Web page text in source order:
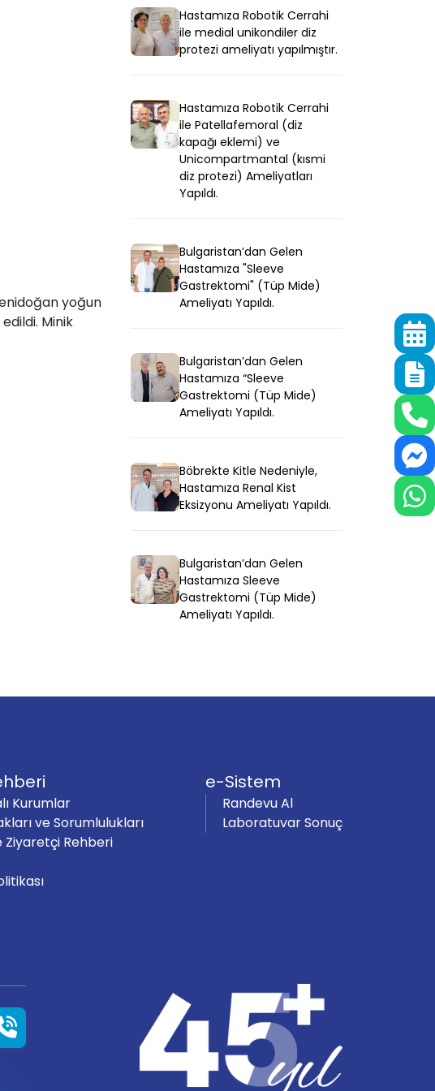
yoğun
Minik
Hastamıza Robotik Cerrahi
ile medial unikondiler diz
protezi ameliyatı yapılmıştır.
Hastamıza Robotik Cerrahi
ile Patellafemoral (diz
kapağı eklemi) ve
Unicompartmantal (kısmi
diz protezi) Ameliyatları
Yapıldı.
Bulgaristan’dan Gelen
Hastamıza "Sleeve
Gastrektomi" (Tüp Mide)
Ameliyatı Yapıldı.
Bulgaristan’dan Gelen
Hastamıza “Sleeve
Gastrektomi (Tüp Mide)
Ameliyatı Yapıldı.
Böbrekte Kitle Nedeniyle,
Hastamıza Renal Kist
Eksizyonu Ameliyatı Yapıldı.
Bulgaristan’dan Gelen
Hastamıza Sleeve
Gastrektomi (Tüp Mide)
Ameliyatı Yapıldı.
Kurumlar
ve Sorumlulukları
Ziyaretçi Rehberi
e-Sistem
Randevu Al
Laboratuvar Sonuç